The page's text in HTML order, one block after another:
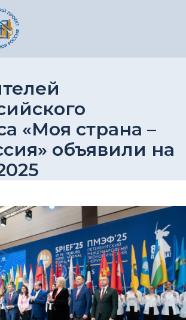
«Моя страна –
объявили на